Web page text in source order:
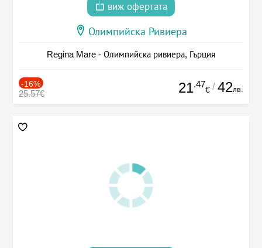
виж офертата
Олимпийска Ривиера
Regina Mare - Олимпийска ривиера, Гърция
-16%
25.57€ 21.47
€ / 42лв.